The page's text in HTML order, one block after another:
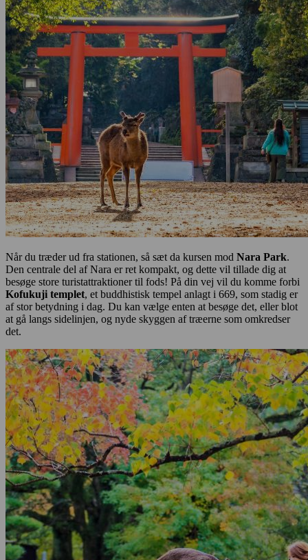
Når du træder ud fra stationen, så sæt da kursen mod Nara Park.
Den centrale del af Nara er ret kompakt, og dette vil tillade dig at
besøge store turistattraktioner til fods! På din vej vil du komme forbi
Kofukuji templet, et buddhistisk tempel anlagt i 669, som stadig er
af stor betydning i dag. Du kan vælge enten at besøge det, eller blot
at gå langs sidelinjen, og nyde skyggen af træerne som omkredser
det.